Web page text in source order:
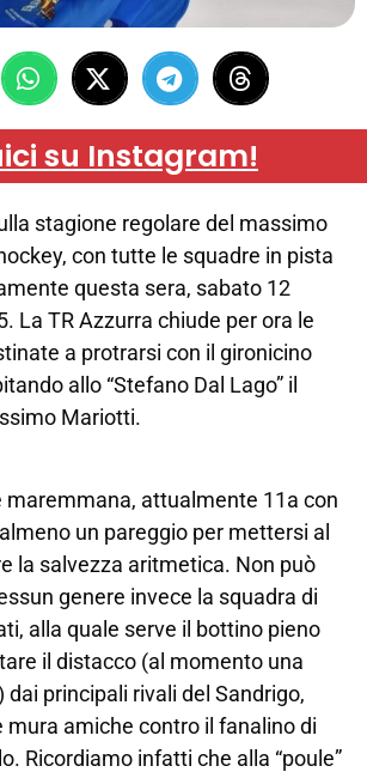
su Instagram!
stagione regolare del massimo
con tutte le squadre in pista
questa sera, sabato 12
La TR Azzurra chiude per ora le
a protrarsi con il gironicino
allo “Stefano Dal Lago” il
Mariotti.
maremmana, attualmente 11a con
un pareggio per mettersi al
la salvezza aritmetica. Non può
genere invece la squadra di
alla quale serve il bottino pieno
il distacco (al momento una
dai principali rivali del Sandrigo,
mura amiche contro il fanalino di
Ricordiamo infatti che alla “poule”